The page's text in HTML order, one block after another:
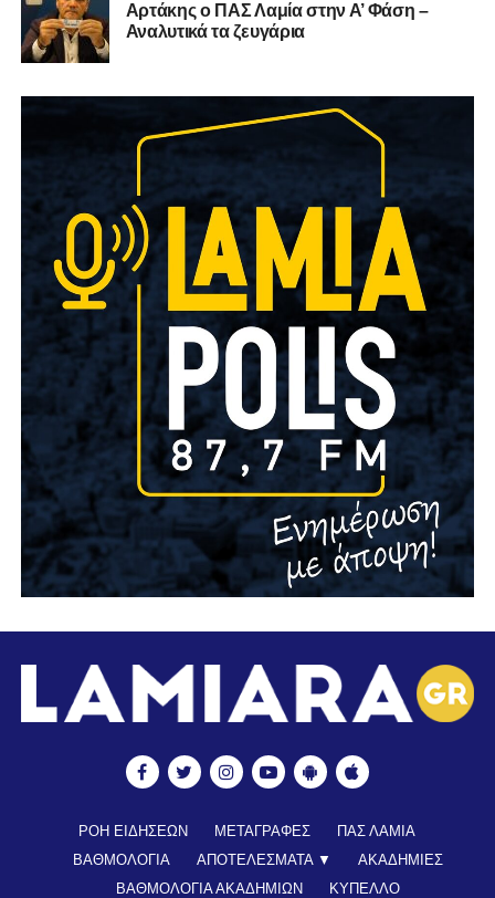
Αρτάκης ο ΠΑΣ Λαμία στην Α’ Φάση –
Αναλυτικά τα ζευγάρια
ΡΟΗ ΕΙΔΗΣΕΩΝ ΜΕΤΑΓΡΑΦΕΣ
ΠΑΣ ΛΑΜΙΑ
ΒΑΘΜΟΛΟΓΙΑ
ΑΠΟΤΕΛΕΣΜΑΤΑ ▼
ΑΚΑΔΗΜΙΕΣ
ΒΑΘΜΟΛΟΓΙΑ ΑΚΑΔΗΜΙΩΝ
ΚΥΠΕΛΛΟ